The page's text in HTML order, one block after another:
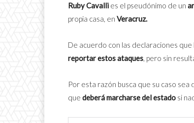
Ruby Cavalli es el pseudónimo de un
propia casa, en Veracruz.
De acuerdo con las declaraciones que
reportar estos ataques, pero sin
Por esta razón busca que su caso
que deberá marcharse del estado si